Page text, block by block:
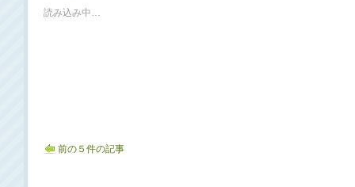
読み込み中…
前の５件の記事